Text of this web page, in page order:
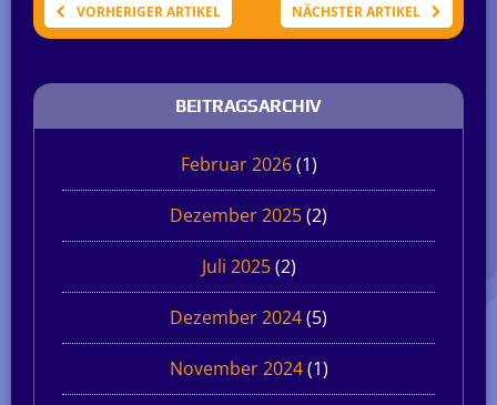
VORHERIGER ARTIKEL NÄCHSTER ARTIKEL
BEITRAGSARCHIV
Februar 2026(1)
Dezember 2025(2)
Juli 2025(2)
Dezember 2024(5)
November 2024(1)